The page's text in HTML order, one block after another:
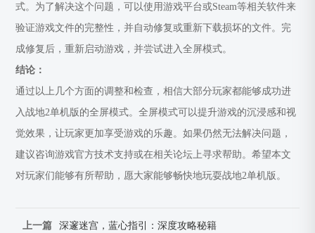
式。为了解决这个问题，可以使用游戏平台或Steam等相关软件来
验证游戏文件的完整性，并自动修复或重新下载损坏的文件。完
成修复后，重新启动游戏，并尝试进入全屏模式。
结论：
通过以上几个方面的调整和检查，相信大部分玩家都能够成功进
入战地2单机版的全屏模式。全屏模式可以提升游戏的沉浸感和视
觉效果，让玩家更加享受游戏的乐趣。如果仍然无法解决问题，
建议咨询游戏官方技术支持或在相关论坛上寻求帮助。希望本文
对玩家们能够有所帮助，愿大家能够畅快地玩耍战地2单机版。
上一篇 深邃迷宫，蓝心指引：深度攻略秘籍